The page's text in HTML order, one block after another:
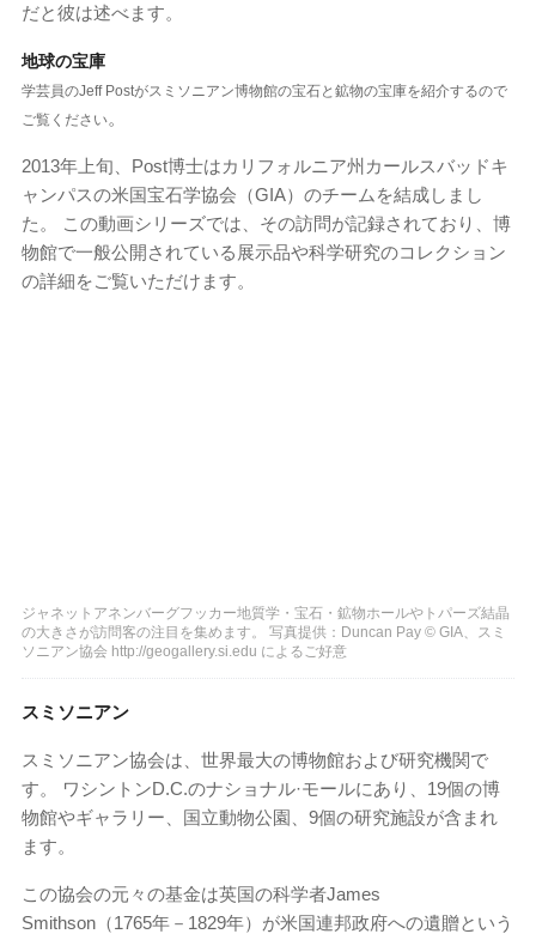
だと彼は述べます。
地球の宝庫
学芸員のJeff Postがスミソニアン博物館の宝石と鉱物の宝庫を紹介するので
ご覧ください。
2013年上旬、Post博士はカリフォルニア州カールスバッドキ
ャンパスの米国宝石学協会（GIA）のチームを結成しまし
た。 この動画シリーズでは、その訪問が記録されており、博
物館で一般公開されている展示品や科学研究のコレクション
の詳細をご覧いただけます。
ジャネットアネンバーグフッカー地質学・宝石・鉱物ホールやトパーズ結晶
の大きさ​が訪問客の注目を集めます。 写真提供：Duncan Pay © GIA、スミ
ソニアン協会 http://geogallery.si.edu によるご好意
スミソニアン
スミソニアン協会は、世界最大の博物館および研究機関で
す。 ワシントンD.C.のナショナル·モールにあり、19個の博
物館やギャラリー、国立動物公園、9個の研究施設が含まれ
ます。
この協会の元々の基金は英国の科学者James
Smithson（1765年－1829年）が米国連邦政府への遺贈という